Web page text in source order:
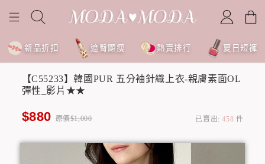
新品折扣 遮臀顯瘦 熱賣排行 夏日短褲
【C55233】韓國PUR 五分袖針織上衣-親膚素面OL
彈性_影片★★
$880 原價$1,000 已賣出:458 件